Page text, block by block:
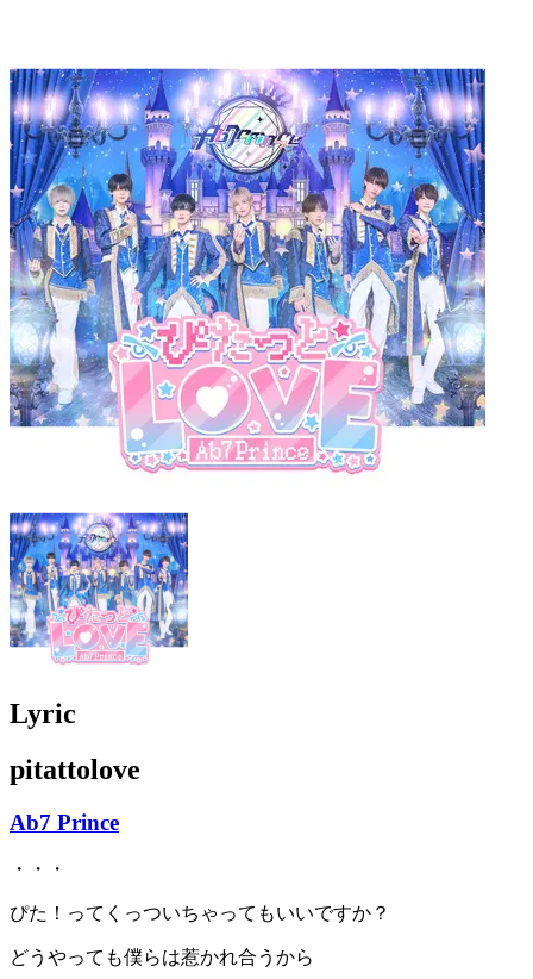
Lyric
pitattolove
Ab7 Prince
・・・
ぴた！ってくっついちゃってもいいですか？
どうやっても僕らは惹かれ合うから